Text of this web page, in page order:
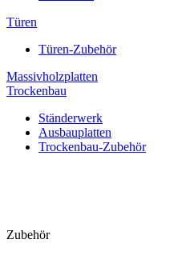
Türen
Türen-Zubehör
Massivholzplatten
Trockenbau
Ständerwerk
Ausbauplatten
Trockenbau-Zubehör
Zubehör